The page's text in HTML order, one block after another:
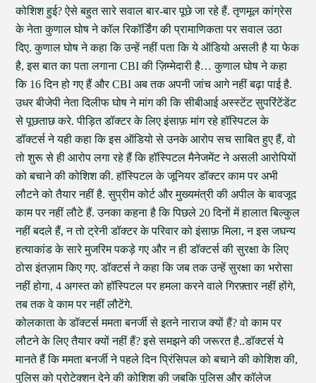
कोशिश हुई? ऐसे बहुत सारे सवाल बार-बार पूछे जा रहे हैं. तृणमूल कांग्रेस
के नेता कुणाल घोष ने कॉल रिकॉर्डिंग की प्रामाणिकता पर सवाल उठा
दिए. कुणाल घोष ने कहा कि उन्हें नहीं पता कि ये ऑडियो असली है या फेक
है, इस बात का पता लगाना CBI की ज़िम्मेदारी है… कुणाल घोष ने कहा
कि 16 दिन हो गए हैं और CBI अब तक अपनी जांच आगे नहीं बढ़ा पाई है.
उधर बीजेपी नेता दिलीफ घोष ने मांग की कि सीबीआई अस्स्टेंट सुपरिंटेंडेंट
से पूछताछ करे. पीड़ित डॉक्टर के लिए इंसाफ़ मांग रहे हॉस्पिटल के
डॉक्टर्स ने यही कहा कि इस ऑडियो से उनके आरोप सच साबित हुए हैं, वो
तो शुरू से ही आरोप लगा रहे हैं कि हॉस्पिटल मैनेजमेंट ने असली आरोपियों
को बचाने की कोशिश की. हॉस्पिटल के जूनियर डॉक्टर काम पर अभी
लौटने को तैयार नहीं है. सुप्रीम कोर्ट और मुख्यमंत्री की अपील के बावजूद
काम पर नहीं लौटे हैं. उनका कहना है कि पिछले 20 दिनों में हालात बिल्कुल
नहीं बदले हैं, न तो ट्रेनी डॉक्टर के परिवार को इंसाफ़ मिला, न इस जघन्य
हत्याकांड के सारे मुजरिम पकड़े गए और न ही डॉक्टर्स की सुरक्षा के लिए
ठोस इंतज़ाम किए गए. डॉक्टर्स ने कहा कि जब तक उन्हें सुरक्षा का भरोसा
नहीं होगा, 4 अगस्त को हॉस्पिटल पर हमला करने वाले गिरफ़्तार नहीं होंगे,
तब तक वे काम पर नहीं लौटेंगे.
कोलकाता के डॉक्टर्स ममता बनर्जी से इतने नाराज क्यों हैं? वो काम पर
लौटने के लिए तैयार क्यों नहीं हैं? इसे समझने की जरूरत है..डॉक्टर्स ये
मानते हैं कि ममता बनर्जी ने पहले दिन प्रिंसिपल को बचाने की कोशिश की,
पुलिस को प्रोटेक्शन देने की कोशिश की जबकि पुलिस और कॉलेज